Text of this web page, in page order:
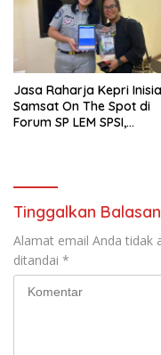
Jasa Raharja Kepri
Samsat On The Spot di
Forum SP LEM SPSI,
Tinggalkan Balasan
Alamat email Anda tidak
ditandai *